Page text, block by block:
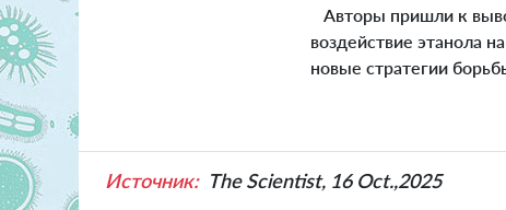
Авторы пришли к
воздействие этанола
новые стратегии
Источник: The Scientist, 16 Oct.,2025